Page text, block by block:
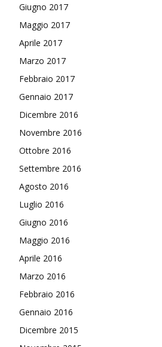
Giugno 2017
Maggio 2017
Aprile 2017
Marzo 2017
Febbraio 2017
Gennaio 2017
Dicembre 2016
Novembre 2016
Ottobre 2016
Settembre 2016
Agosto 2016
Luglio 2016
Giugno 2016
Maggio 2016
Aprile 2016
Marzo 2016
Febbraio 2016
Gennaio 2016
Dicembre 2015